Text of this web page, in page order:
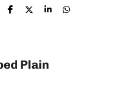
D
D
S
D
Plain